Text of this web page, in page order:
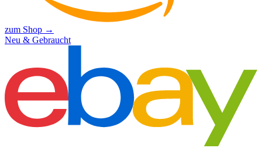
zum Shop →
Neu & Gebraucht